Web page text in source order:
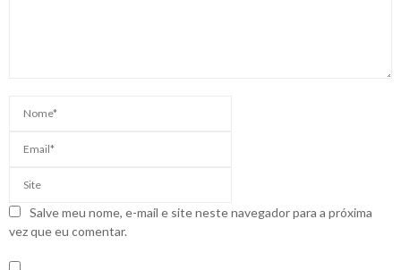
Salve meu nome, e-mail e site neste navegador para a próxima
vez que eu comentar.